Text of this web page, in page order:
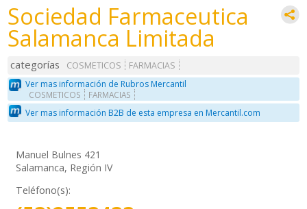
Sociedad Farmaceutica
Salamanca Limitada
categorías COSMETICOS
FARMACIAS
Ver mas información de Rubros Mercantil
COSMETICOS FARMACIAS
Ver mas información B2B de esta empresa en Mercantil.com
Manuel Bulnes 421
Salamanca, Región IV
Teléfono(s):